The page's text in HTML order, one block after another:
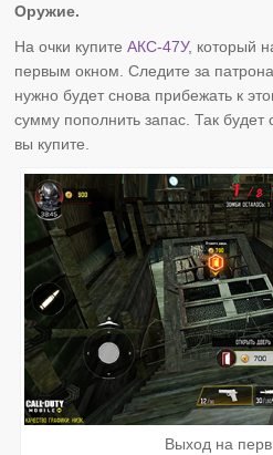
Оружие.
На очки купитеАКС-47У, который
первым окном. Следите за
нужно будет снова прибежать к
сумму пополнить запас. Так
вы купите.
Выход на